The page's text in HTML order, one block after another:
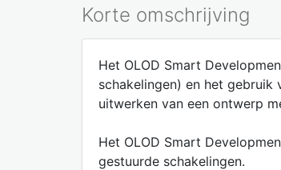
Korte omschrijving
Het OLOD Smart
schakelingen) en het
uitwerken van een ontwerp
Het OLOD Smart
gestuurde schakelingen.